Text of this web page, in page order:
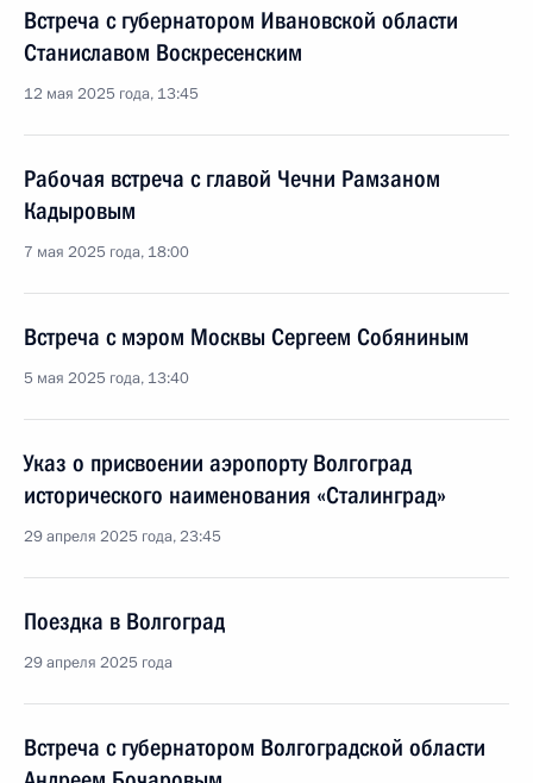
Встреча с губернатором Ивановской области
Станиславом Воскресенским
12 мая 2025 года, 13:45
Рабочая встреча с главой Чечни Рамзаном
Кадыровым
7 мая 2025 года, 18:00
Встреча с мэром Москвы Сергеем Собяниным
5 мая 2025 года, 13:40
Указ о присвоении аэропорту Волгоград
исторического наименования «Сталинград»
29 апреля 2025 года, 23:45
Поездка в Волгоград
29 апреля 2025 года
Встреча с губернатором Волгоградской области